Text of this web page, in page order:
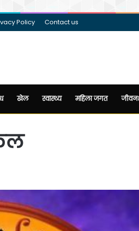
Policy Contact us
खेल स्वास्थ्य महिला जगत